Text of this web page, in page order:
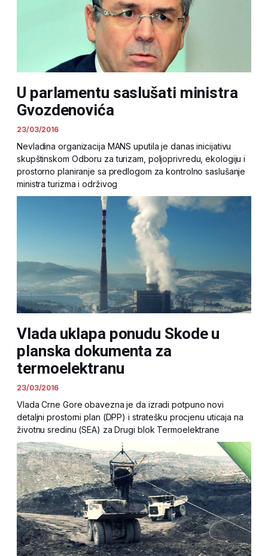
U parlamentu saslušati ministra
Gvozdenovića
23/03/2016
Nevladina organizacija MANS uputila je danas inicijativu
skupštinskom Odboru za turizam, poljoprivredu, ekologiju i
prostorno planiranje sa predlogom za kontrolno saslušanje
ministra turizma i održivog
Vlada uklapa ponudu Skode u
planska dokumenta za
termoelektranu
23/03/2016
Vlada Crne Gore obavezna je da izradi potpuno novi
detaljni prostorni plan (DPP) i stratešku procjenu uticaja na
životnu sredinu (SEA) za Drugi blok Termoelektrane